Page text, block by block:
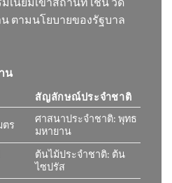
ตามนโยบายของรัฐบาล
น
สัญลักษณ์ประจำชาติ
ตร
ศาสนาประจำชาติ: พุทธ
มหายาน
ต้นไม้ประจำชาติ: ต้น
ไซปรัส